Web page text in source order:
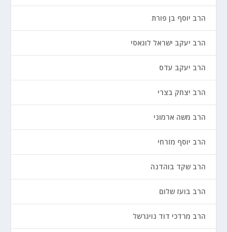
הרב יוסף בן פורת
הרב יעקב ישראל לוגאסי
הרב יעקב עדס
הרב יצחק בצרי
הרב משה ארמוני
הרב יוסף מזרחי
הרב שקד בוהדנה
הרב בועז שלום
הרב מרדכי דוד נויגרשל